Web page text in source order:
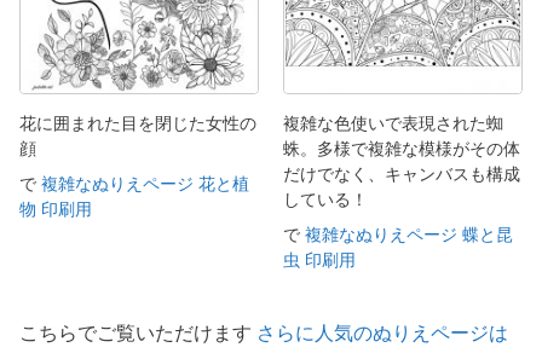
花に囲まれた目を閉じた女性の
顔
で 複雑なぬりえページ 花と植
物 印刷用
複雑な色使いで表現された蜘
蛛。多様で複雑な模様がその体
だけでなく、キャンバスも構成
している！
で 複雑なぬりえページ 蝶と昆
虫 印刷用
こちらでご覧いただけます さらに人気のぬりえページは